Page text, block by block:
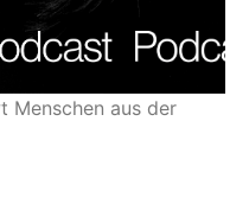
Menschen aus der